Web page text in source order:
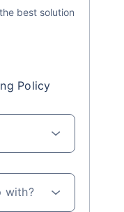
best solution
Policy
with?